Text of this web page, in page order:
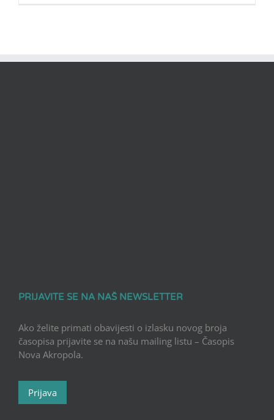
PRIJAVITE SE NA NAŠ NEWSLETTER
Ako želite primati obavijesti o izlasku novog broja
časopisa prijavite se na našu mailing listu – Časopis
Nova Akropola.
Prijava